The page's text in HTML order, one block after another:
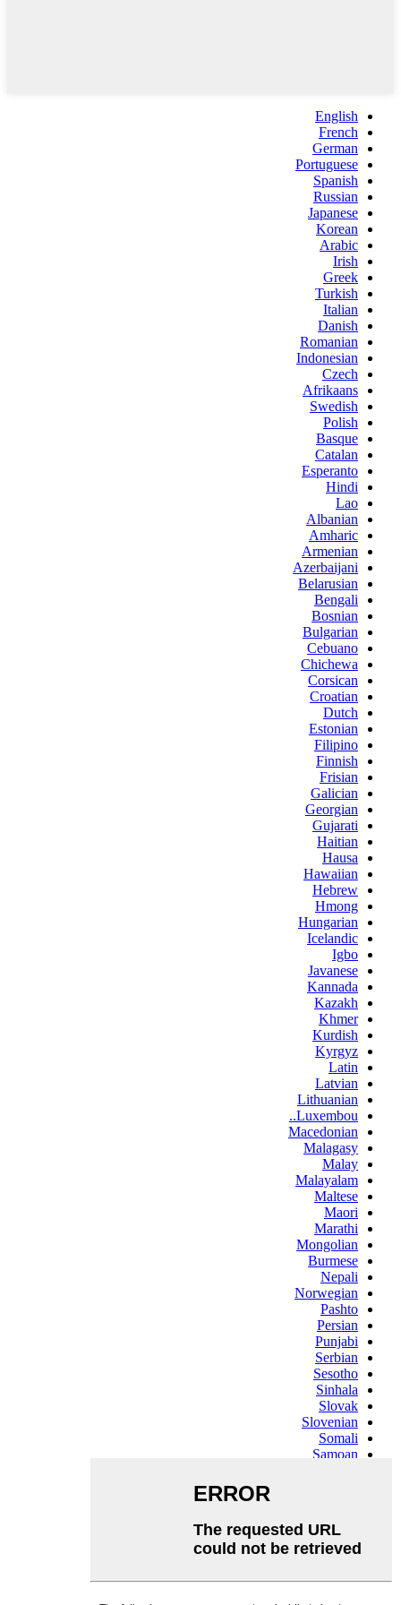
English
French
German
Portuguese
Spanish
Russian
Japanese
Korean
Arabic
Irish
Greek
Turkish
Italian
Danish
Romanian
Indonesian
Czech
Afrikaans
Swedish
Polish
Basque
Catalan
Esperanto
Hindi
Lao
Albanian
Amharic
Armenian
Azerbaijani
Belarusian
Bengali
Bosnian
Bulgarian
Cebuano
Chichewa
Corsican
Croatian
Dutch
Estonian
Filipino
Finnish
Frisian
Galician
Georgian
Gujarati
Haitian
Hausa
Hawaiian
Hebrew
Hmong
Hungarian
Icelandic
Igbo
Javanese
Kannada
Kazakh
Khmer
Kurdish
Kyrgyz
Latin
Latvian
Lithuanian
Luxembou..
Macedonian
Malagasy
Malay
Malayalam
Maltese
Maori
Marathi
Mongolian
Burmese
Nepali
Norwegian
Pashto
Persian
Punjabi
Serbian
Sesotho
Sinhala
Slovak
Slovenian
Somali
Samoan
Swahili
Tajik
Telugu